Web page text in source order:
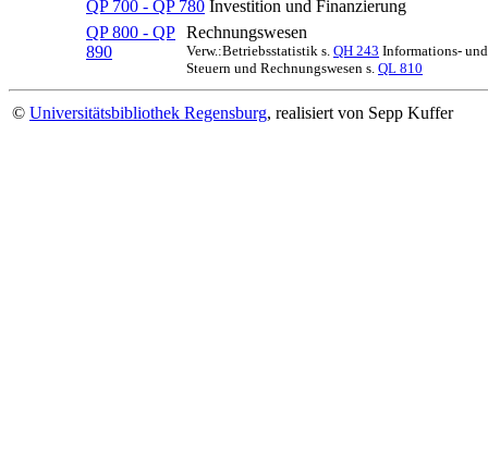
QP 700 - QP 780 Investition und Finanzierung
QP 800 - QP
890
Rechnungswesen
Verw.:Betriebsstatistik s. QH 243 Informations-
Steuern und Rechnungswesen s. QL 810
© Universitätsbibliothek Regensburg, realisiert von Sepp Kuffer